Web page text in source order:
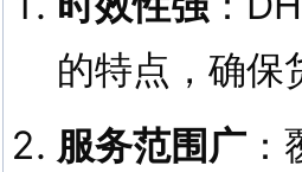
的特点，确保
服务范围广